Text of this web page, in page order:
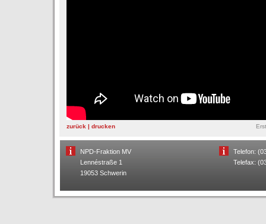
zurück | drucken
NPD-Fraktion MV
Lennéstraße 1
19053 Schwerin
Telefon:
Telefax: